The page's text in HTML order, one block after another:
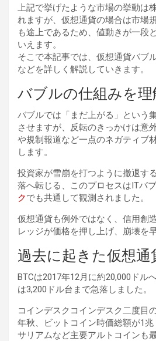
上記で挙げたような市場の挙動は
れますが、仮想通貨の場合は市場
も途上であるため、値動きが一段
いえます。
そこで本記事では、仮想通貨バブ
などを詳しく解説していきます。
バブルの仕組みを理
バブルでは「まだ上がる」という
させますが、反転のきっかけは意
や規制報道など一点のネガティブ
します。
投資家が雪崩を打つように撤退す
落へ転じる、このプロセスはITバ
クでも共通して観測されました。
仮想通貨も例外ではなく、信用創
レッジが価格を押し上げ、崩壊を
過去に起きた仮想通
BTCは2017年12月に約20,000ドル
は3,200ドル台まで急落しました。
コインデスクコインデスク二度目
年秋、ビットコイン時価総額が1
サリアムなど主要アルトコインも